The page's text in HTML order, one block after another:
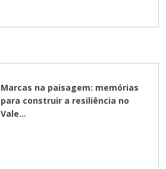
Marcas na paisagem: memórias
para construir a resiliência no
Vale...